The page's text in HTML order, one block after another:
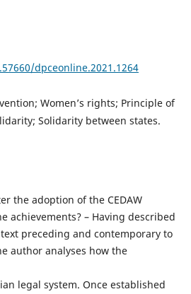
dpceonline.2021.1264
Women’s rights; Principle of
Solidarity between states.
the adoption of the CEDAW
achievements? – Having described
preceding and contemporary to
author analyses how the
legal system. Once established